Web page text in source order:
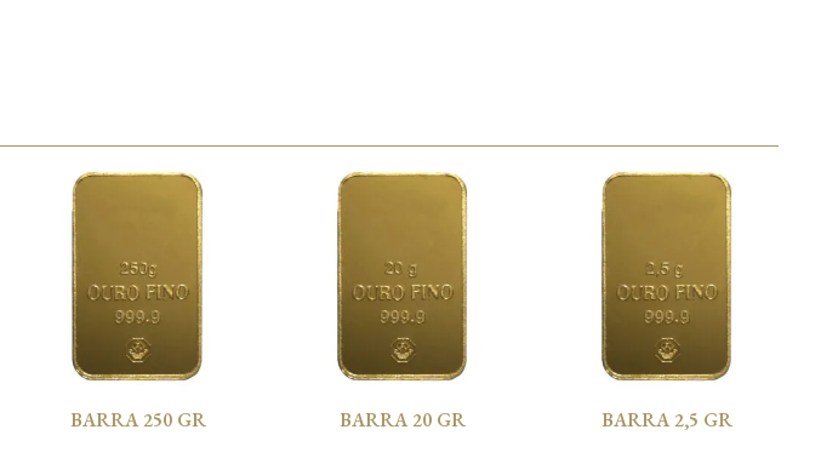
BARRA 250 GR BARRA 20 GR BARRA 2,5 GR